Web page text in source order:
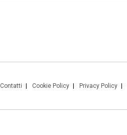
Contatti Cookie Policy Privacy Policy